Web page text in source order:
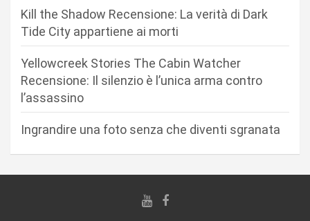
Kill the Shadow Recensione: La verità di Dark
Tide City appartiene ai morti
Yellowcreek Stories The Cabin Watcher
Recensione: Il silenzio è l’unica arma contro
l’assassino
Ingrandire una foto senza che diventi sgranata